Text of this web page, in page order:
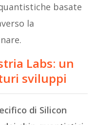
basate
la
Labs: un
sviluppi
di Silicon